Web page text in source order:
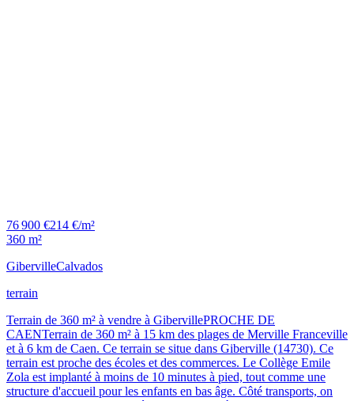
76 900 €214 €/m²
360 m²
GibervilleCalvados
terrain
Terrain de 360 m² à vendre à GibervillePROCHE DE
CAENTerrain de 360 m² à 15 km des plages de Merville Franceville
et à 6 km de Caen. Ce terrain se situe dans Giberville (14730). Ce
terrain est proche des écoles et des commerces. Le Collège Emile
Zola est implanté à moins de 10 minutes à pied, tout comme une
structure d'accueil pour les enfants en bas âge. Côté transports, on